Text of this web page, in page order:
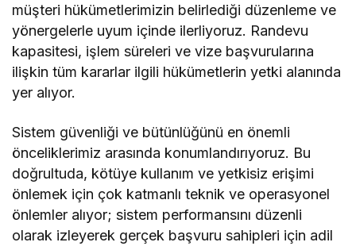
müşteri hükümetlerimizin belirlediği düzenleme ve
yönergelerle uyum içinde ilerliyoruz. Randevu
kapasitesi, işlem süreleri ve vize başvurularına
ilişkin tüm kararlar ilgili hükümetlerin yetki alanında
yer alıyor.
Sistem güvenliği ve bütünlüğünü en önemli
önceliklerimiz arasında konumlandırıyoruz. Bu
doğrultuda, kötüye kullanım ve yetkisiz erişimi
önlemek için çok katmanlı teknik ve operasyonel
önlemler alıyor; sistem performansını düzenli
olarak izleyerek gerçek başvuru sahipleri için adil